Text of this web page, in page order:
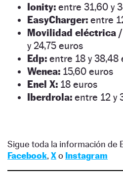
Ionity: entre 31,60 y
EasyCharger: entre
Movilidad eléctrica
y 24,75 euros
Edp: entre 18 y 38,48
Wenea: 15,60 euros
Enel X: 18 euros
Iberdrola: entre 12 y
Sigue toda la información de
Facebook, Xo Instagram